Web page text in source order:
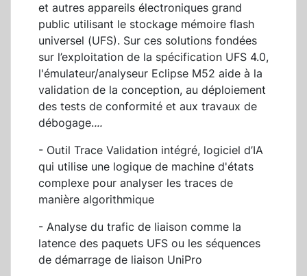
et autres appareils électroniques grand
public utilisant le stockage mémoire flash
universel (UFS). Sur ces solutions fondées
sur l’exploitation de la spécification UFS 4.0,
l'émulateur/analyseur Eclipse M52 aide à la
validation de la conception, au déploiement
des tests de conformité et aux travaux de
débogage....
- Outil Trace Validation intégré, logiciel d’IA
qui utilise une logique de machine d'états
complexe pour analyser les traces de
manière algorithmique
- Analyse du trafic de liaison comme la
latence des paquets UFS ou les séquences
de démarrage de liaison UniPro